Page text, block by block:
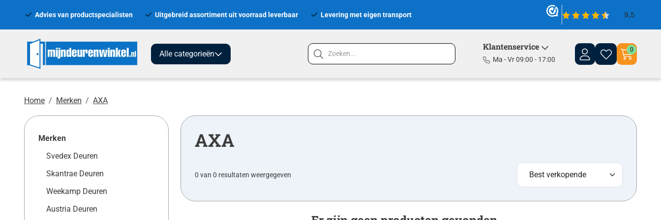
Advies van productspecialisten Uitgebreid assortiment uit voorraad leverbaar Levering met eigen transport
Alle categorieën
Klantenservice
Ma - Vr 09:00 - 17:00
0
Home Merken AXA
Merken
Svedex Deuren
Skantrae Deuren
Weekamp Deuren
Austria Deuren
AXA
0 van 0 resultaten weergegeven